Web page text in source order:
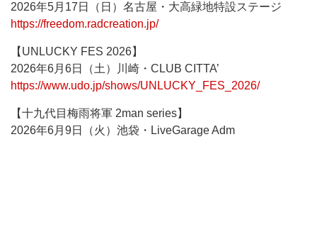
2026年5月17日（日）名古屋・大高緑地特設ステージ
https://freedom.radcreation.jp/
【UNLUCKY FES 2026】
2026年6月6日（土）川崎・CLUB CITTA’
https://www.udo.jp/shows/UNLUCKY_FES_2026/
【十九代目梅雨将軍 2man series】
2026年6月9日（火）池袋・LiveGarage Adm